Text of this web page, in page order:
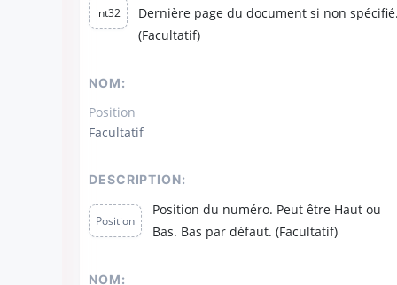
int32
Dernière page du document si non
(Facultatif)
NOM:
Position
Facultatif
DESCRIPTION:
Position
Position du numéro. Peut être Haut ou
Bas. Bas par défaut. (Facultatif)
NOM: